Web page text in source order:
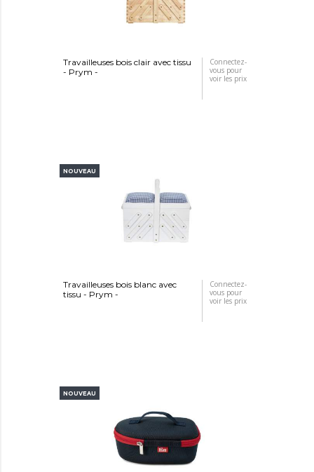
Travailleuses bois clair avec tissu
- Prym -
Connectez-
vous pour
voir les prix
NOUVEAU
Travailleuses bois blanc avec
tissu - Prym -
Connectez-
vous pour
voir les prix
NOUVEAU